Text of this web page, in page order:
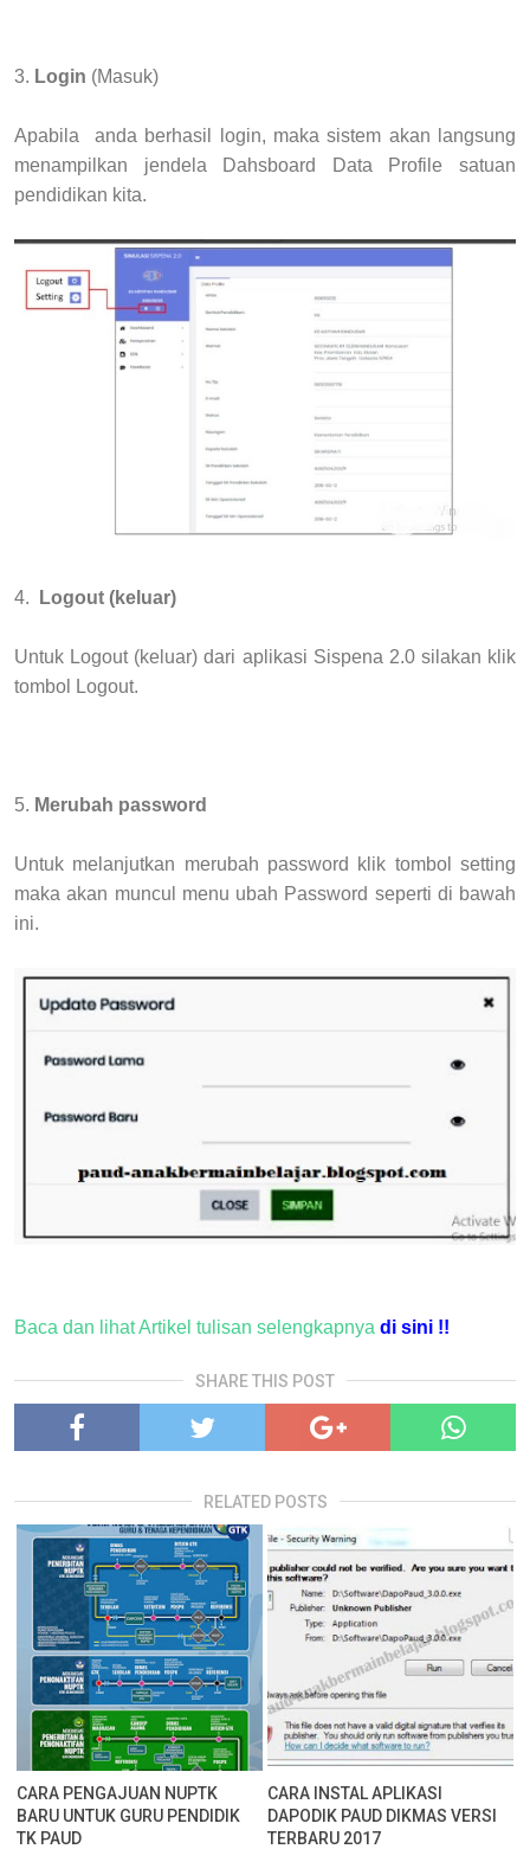
3. Login (Masuk)
Apabila anda berhasil login, maka sistem akan langsung
menampilkan jendela Dahsboard Data Profile satuan
pendidikan kita.
4. Logout (keluar)
Untuk Logout (keluar) dari aplikasi Sispena 2.0 silakan klik
tombol Logout.
5. Merubah password
Untuk melanjutkan merubah password klik tombol setting
maka akan muncul menu ubah Password seperti di bawah
ini.
Baca dan lihat Artikel tulisan selengkapnya di sini !!
SHARE THIS POST
RELATED POSTS
CARA PENGAJUAN NUPTK
BARU UNTUK GURU PENDIDIK
TK PAUD
CARA INSTAL APLIKASI
DAPODIK PAUD DIKMAS VERSI
TERBARU 2017